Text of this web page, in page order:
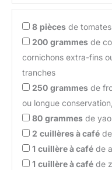
8 pièces de
200 grammes de
cornichons extra-fins
tranches
250 grammes de
ou longue
80 grammes de
2 cuillères à café
1 cuillère à café de
1 cuillère à café de